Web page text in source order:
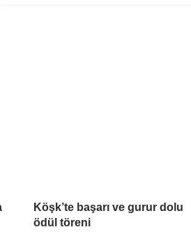
Köşk’te başarı ve gurur dolu
ödül töreni